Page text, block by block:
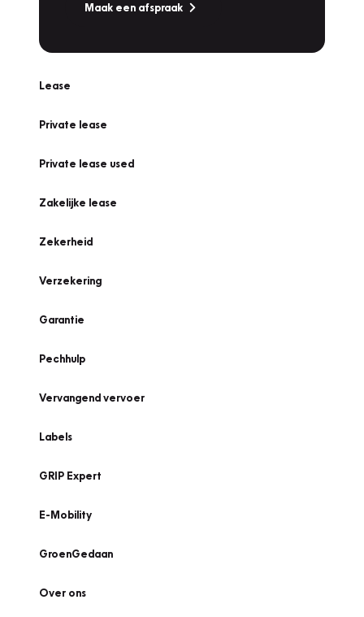
Maak een afspraak
Lease
Private lease
Private lease used
Zakelijke lease
Zekerheid
Verzekering
Garantie
Pechhulp
Vervangend vervoer
Labels
GRIP Expert
E-Mobility
GroenGedaan
Over ons